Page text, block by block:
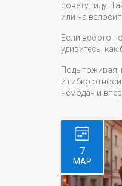
совету гиду.
или на
Если всё это
удивитесь,
Подытоживая,
и гибко
чемодан и
7
МАР